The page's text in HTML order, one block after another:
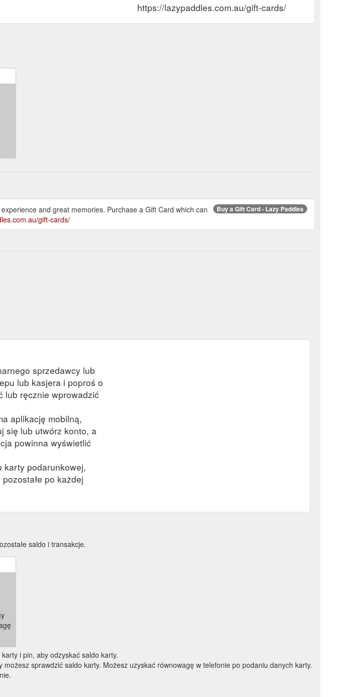
https://lazypaddles.com.au/gift-cards/
Buy a Gift Card - Lazy Paddles
and great memories. Purchase a Gift Card which can
gift-cards/
sprzedawcy lub
lub kasjera i poproś o
lub ręcznie wprowadzić
aplikację mobilną,
się lub utwórz konto, a
powinna wyświetlić
karty podarunkowej,
po każdej
saldo i transakcje.
i pin, aby odzyskać saldo karty.
sprawdzić saldo karty. Możesz uzyskać równowagę w telefonie po podaniu danych karty.